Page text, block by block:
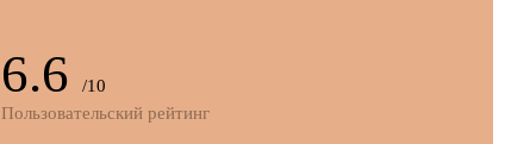
6.6
/10
Пользовательский рейтинг